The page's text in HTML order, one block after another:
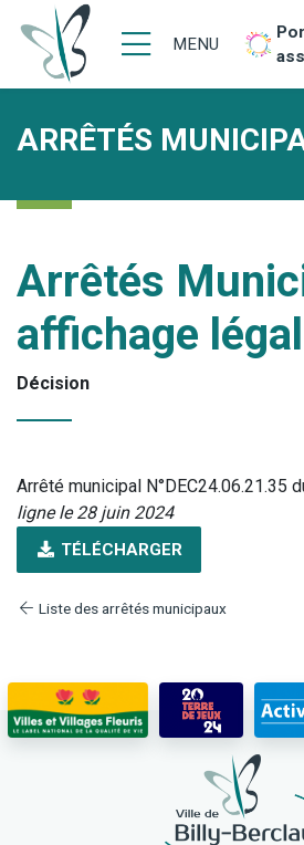
MENU
ARRÊTÉS
Arrêtés
affichage légal
Décision
Arrêté municipal N°DEC24.06.21.35
ligne le 28 juin 2024
TÉLÉCHARGER
Liste des arrêtés municipaux